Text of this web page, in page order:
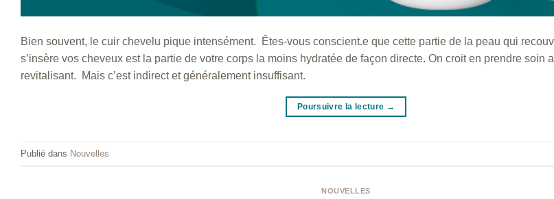
Bien souvent, le cuir chevelu pique intensément. Êtes-vous conscient.e que cette partie de la peau qui
s’insère vos cheveux est la partie de votre corps la moins hydratée de façon directe. On croit en prendre soin
revitalisant. Mais c’est indirect et généralement insuffisant.
Poursuivre la lecture →
Publié dans Nouvelles
NOUVELLES